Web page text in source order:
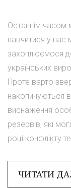
Останнім
навчитися у нас
захоплюємося
українських
Проте варто
накопичуються
виснаження
резервів, які
році конфлікту
ЧИТАТИ